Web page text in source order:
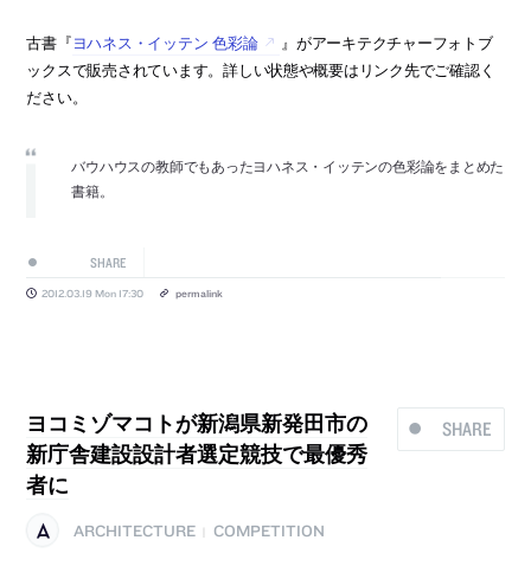
古書『ヨハネス・イッテン 色彩論
』がアーキテクチャーフォトブ
ックスで販売されています。詳しい状態や概要はリンク先でご確認く
ださい。
バウハウスの教師でもあったヨハネス・イッテンの色彩論をまとめた
書籍。
SHARE
2012.03.19 Mon 17:30 permalink
SHARE
ヨコミゾマコトが新潟県新発田市の
新庁舎建設設計者選定競技で最優秀
者に
ARCHITECTURE COMPETITION